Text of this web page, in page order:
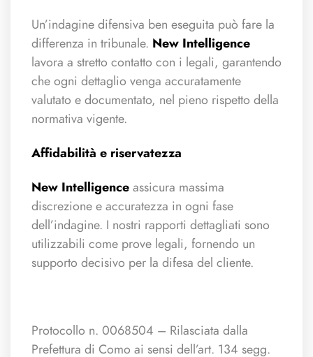
Un’indagine difensiva ben eseguita può fare la
differenza in tribunale. New Intelligence
lavora a stretto contatto con i legali, garantendo
che ogni dettaglio venga accuratamente
valutato e documentato, nel pieno rispetto della
normativa vigente.
Affidabilità e riservatezza
New Intelligence assicura massima
discrezione e accuratezza in ogni fase
dell’indagine. I nostri rapporti dettagliati sono
utilizzabili come prove legali, fornendo un
supporto decisivo per la difesa del cliente.
Protocollo n. 0068504 – Rilasciata dalla
Prefettura di Como ai sensi dell’art. 134 segg.